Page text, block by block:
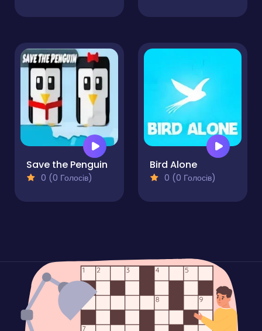
Save the Penguin
0 (0 Голосів)
Bird Alone
0 (0 Голосів)